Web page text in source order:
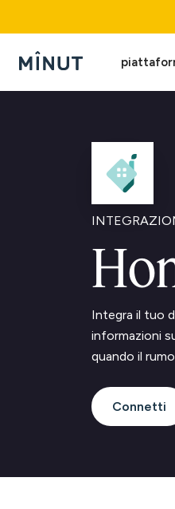
Integra il tuo
informazioni
quando il
Connetti